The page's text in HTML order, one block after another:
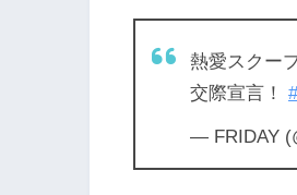
熱愛スクー
交際宣言！
— FRIDAY